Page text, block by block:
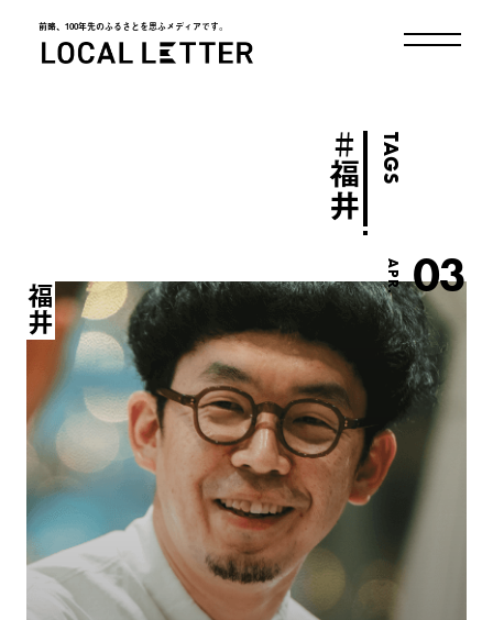
前略、100年先のふるさとを思ふメディアです。
TAGS
＃
福井
APR. 03
福井